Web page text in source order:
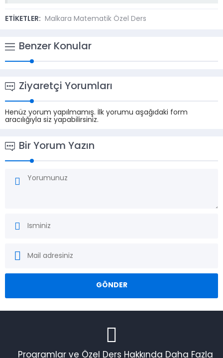
ETİKETLER: Malkara Matematik Özel Ders
Benzer Konular
Ziyaretçi Yorumları
Henüz yorum yapılmamış. İlk yorumu aşağıdaki form
aracılığıyla siz yapabilirsiniz.
Bir Yorum Yazın
Programlar ve Özel Ders Hakkında Daha Fazla